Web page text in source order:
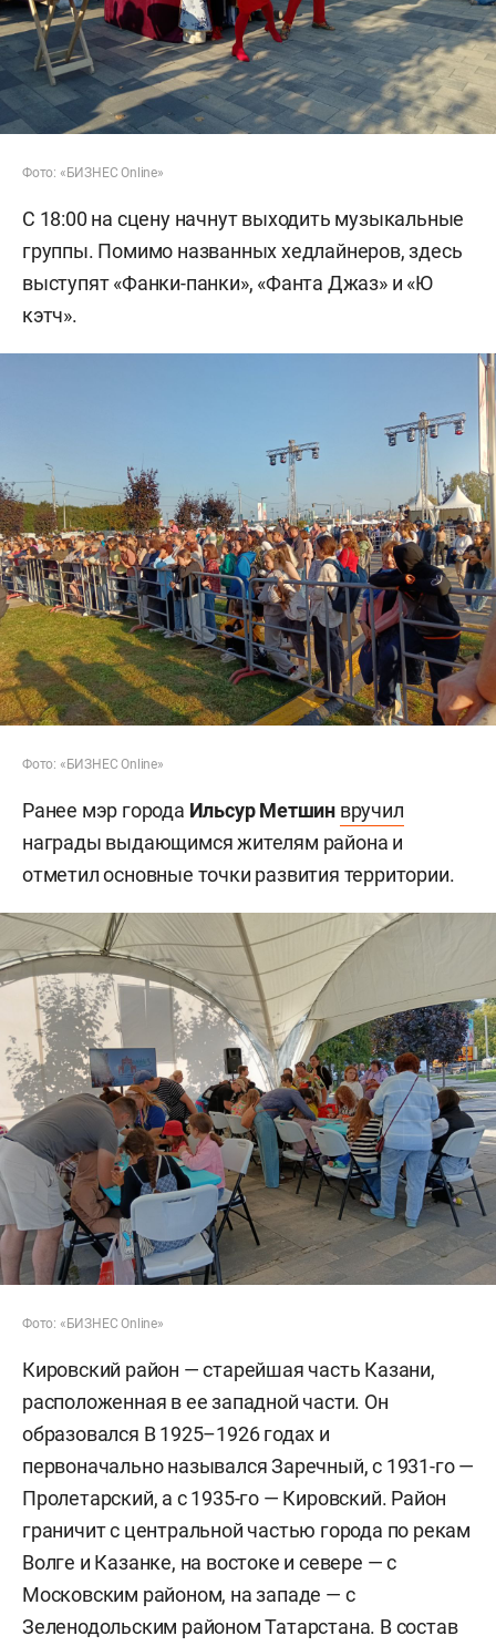
Фото: «БИЗНЕС Online»
С 18:00 на сцену начнут выходить музыкальные
группы. Помимо названных хедлайнеров, здесь
выступят «Фанки-панки», «Фанта Джаз» и «Ю
кэтч».
Фото: «БИЗНЕС Online»
Ранее мэр города Ильсур Метшин вручил
награды выдающимся жителям района и
отметил основные точки развития территории.
Фото: «БИЗНЕС Online»
Кировский район — старейшая часть Казани,
расположенная в ее западной части. Он
образовался В 1925–1926 годах и
первоначально назывался Заречный, с 1931-го —
Пролетарский, а с 1935-го — Кировский. Район
граничит с центральной частью города по рекам
Волге и Казанке, на востоке и севере — с
Московским районом, на западе — с
Зеленодольским районом Татарстана. В состав